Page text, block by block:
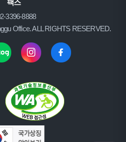
팩스
3396-8888
Office. ALL RIGHTS RESERVED.